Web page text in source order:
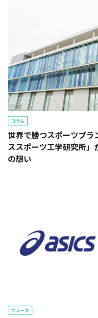
コラム
世界で勝つスポーツブラ
ススポーツ工学研究所
の想い
ニュース